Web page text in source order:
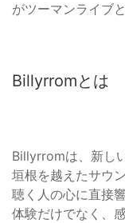
がツーマンライブ
Billyrromとは
Billyrromは、新し
垣根を越えたサウ
聴く人の心に直接
体験だけでなく、